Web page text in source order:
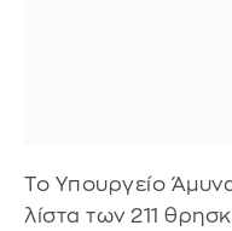
Το Υπουργείο
λίστα των 211